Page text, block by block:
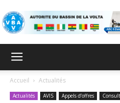
Accueil Actualités
Actualités AVIS Appels d’offres